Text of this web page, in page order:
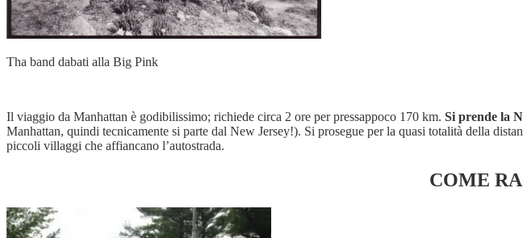
Tha band dabati alla Big Pink
Il viaggio da Manhattan è godibilissimo; richiede circa 2 ore per pressappoco 170 km. Si prende la
Manhattan, quindi tecnicamente si parte dal New Jersey!). Si prosegue per la quasi totalità della
piccoli villaggi che affiancano l’autostrada.
COME